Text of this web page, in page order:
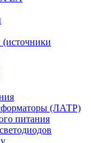
(ЛАТР)
питания